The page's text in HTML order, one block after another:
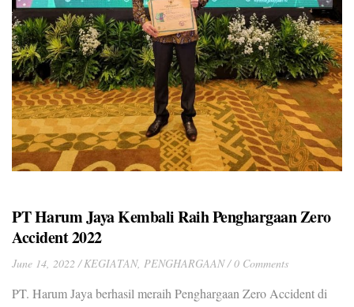
PT Harum Jaya Kembali Raih Penghargaan Zero
Accident 2022
June 14, 2022 KEGIATAN, PENGHARGAAN 0 Comments
PT. Harum Jaya berhasil meraih Penghargaan Zero Accident di